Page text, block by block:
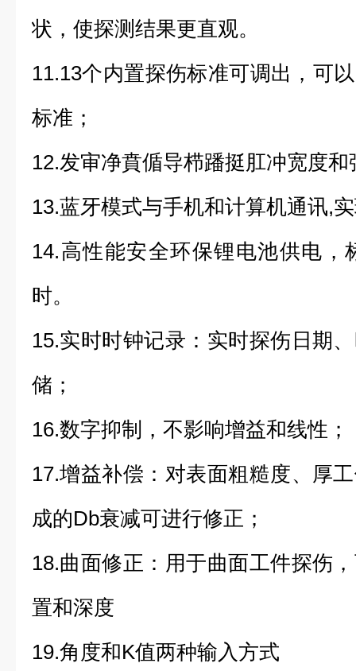
状，使探测结果更直观。
11.13个内置探伤标准可调出，可
标准；
12.发审净賁偱导栉蹯挺肛冲宽度
13.蓝牙模式与手机和计算机通讯,
14.高性能安全环保锂电池供电，
时。
15.实时时钟记录：实时探伤日期
储；
16.数字抑制，不影响增益和线性；
17.增益补偿：对表面粗糙度、厚
成的Db衰减可进行修正；
18.曲面修正：用于曲面工件探伤
置和深度
19.角度和K值两种输入方式